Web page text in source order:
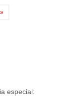
»
especial: